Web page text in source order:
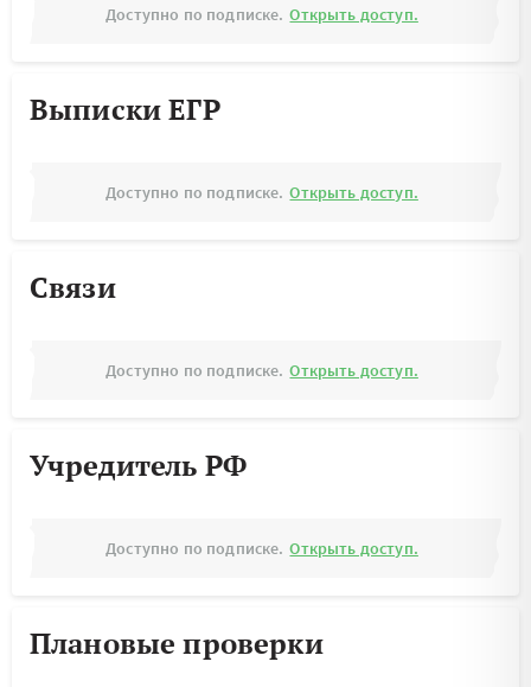
Доступно по подписке. Открыть доступ.
Выписки ЕГР
Доступно по подписке. Открыть доступ.
Связи
Доступно по подписке. Открыть доступ.
Учредитель РФ
Доступно по подписке. Открыть доступ.
Плановые проверки